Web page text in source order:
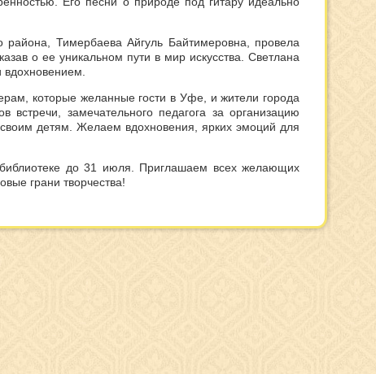
района, Тимербаева Айгуль Байтимеровна, провела
о ее уникальном пути в мир искусства. Светлана
которые желанные гости в Уфе, и жители города
встречи, замечательного педагога за организацию
детям. Желаем вдохновения, ярких эмоций для
библиотеке до 31 июля. Приглашаем всех желающих
грани творчества!